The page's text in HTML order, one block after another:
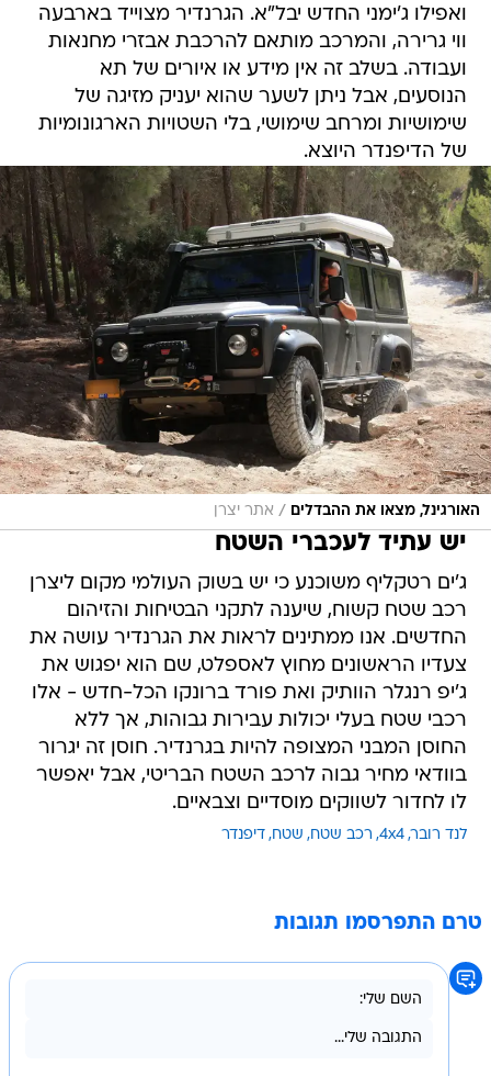
ואפילו ג'ימני החדש יבל"א. הגרנדיר מצוייד בארבעה
ווי גרירה, והמרכב מותאם להרכבת אבזרי מחנאות
ועבודה. בשלב זה אין מידע או איורים של תא
הנוסעים, אבל ניתן לשער שהוא יעניק מזיגה של
שימושיות ומרחב שימושי, בלי השטויות הארגונומיות
של הדיפנדר היוצא.
האורגינל, מצאו את ההבדלים / אתר יצרן
יש עתיד לעכברי השטח
ג'ים רטקליף משוכנע כי יש בשוק העולמי מקום ליצרן
רכב שטח קשוח, שיענה לתקני הבטיחות והזיהום
החדשים. אנו ממתינים לראות את הגרנדיר עושה את
צעדיו הראשונים מחוץ לאספלט, שם הוא יפגוש את
ג'יפ רנגלר הוותיק ואת פורד ברונקו הכל-חדש - אלו
רכבי שטח בעלי יכולות עבירות גבוהות, אך ללא
החוסן המבני המצופה להיות בגרנדיר. חוסן זה יגרור
בוודאי מחיר גבוה לרכב השטח הבריטי, אבל יאפשר
לו לחדור לשווקים מוסדיים וצבאיים.
לנד רובר 4x4 רכב שטח שטח דיפנדר
טרם התפרסמו תגובות